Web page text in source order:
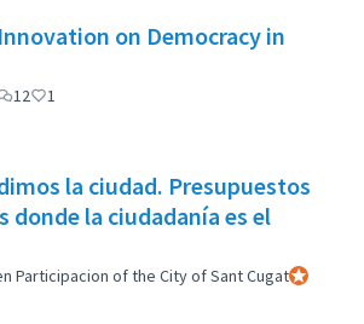
on Democracy in
officiel
12 1
la ciudad. Presupuestos
donde la ciudadanía es el
Participacion of the City of Sant Cugat